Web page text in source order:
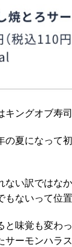
キングオブ寿
の夏になって
ない訳ではな
もないって位
と味覚も変わ
サーモンハラ